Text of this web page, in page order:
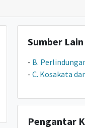
Sumber Lain
- B.
-C. Kosakata
Pengantar